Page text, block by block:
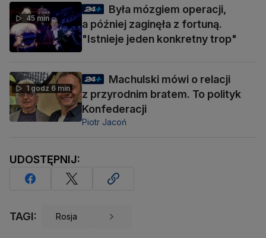
45 min
Była mózgiem operacji,
a później zaginęła z fortuną.
"Istnieje jeden konkretny trop"
1 godz 6 min
Machulski mówi o relacji
z przyrodnim bratem. To polityk
Konfederacji
Piotr Jacoń
UDOSTĘPNIJ:
TAGI: Rosja